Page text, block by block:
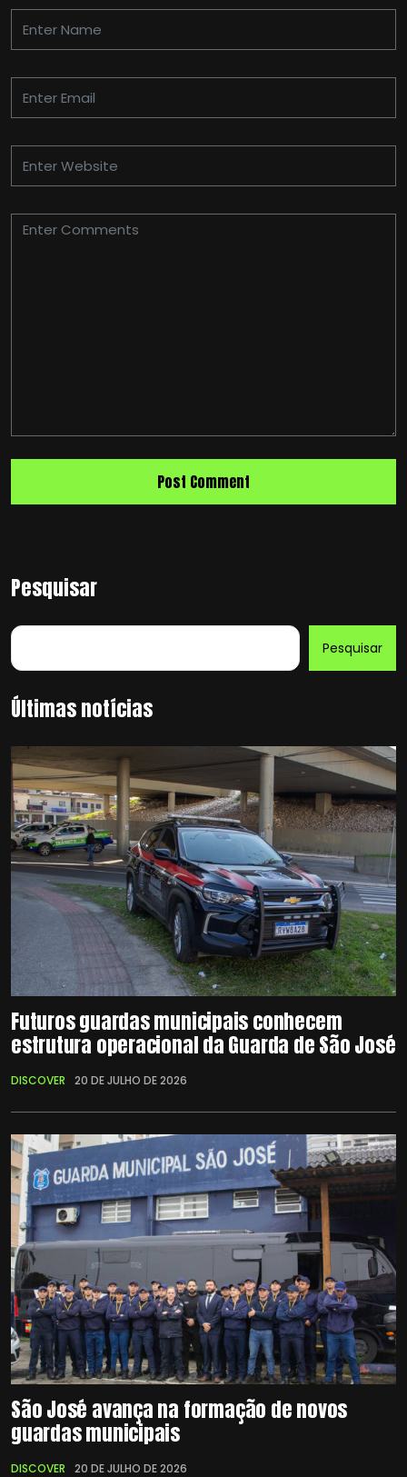
Pesquisar
Pesquisar
Últimas notícias
Futuros guardas municipais conhecem
estrutura operacional da Guarda de São José
DISCOVER 20 DE JULHO DE 2026
São José avança na formação de novos
guardas municipais
DISCOVER 20 DE JULHO DE 2026